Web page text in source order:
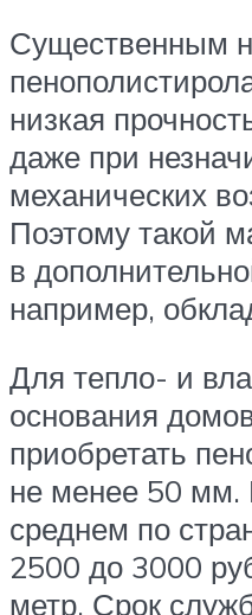
Существенным
низкая
даже при
механических
Поэтому такой
в
например,
Для тепло- и
основания
приобретать
не менее 50 мм.
среднем по
2500 до 3000
метр. Срок